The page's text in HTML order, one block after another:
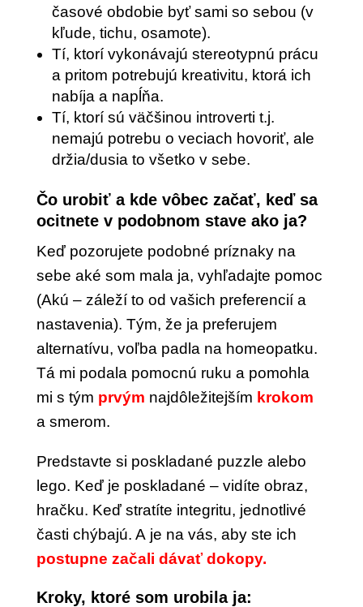
časové obdobie byť sami so sebou (v
kľude, tichu, osamote).
Tí, ktorí vykonávajú stereotypnú prácu
a pritom potrebujú kreativitu, ktorá ich
nabíja a napĺňa.
Tí, ktorí sú väčšinou introverti t.j.
nemajú potrebu o veciach hovoriť, ale
držia/dusia to všetko v sebe.
Čo urobiť a kde vôbec začať, keď sa
ocitnete v podobnom stave ako ja?
Keď pozorujete podobné príznaky na
sebe aké som mala ja, vyhľadajte pomoc
(Akú – záleží to od vašich preferencií a
nastavenia). Tým, že ja preferujem
alternatívu, voľba padla na homeopatku.
Tá mi podala pomocnú ruku a pomohla
mi s tým prvým najdôležitejším krokom
a smerom.
Predstavte si poskladané puzzle alebo
lego. Keď je poskladané – vidíte obraz,
hračku. Keď stratíte integritu, jednotlivé
časti chýbajú. A je na vás, aby ste ich
postupne začali dávať dokopy.
Kroky, ktoré som urobila ja: